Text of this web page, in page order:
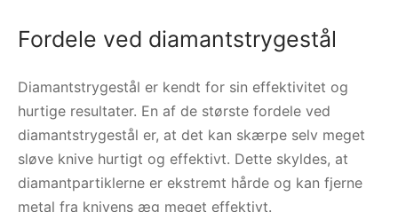
Fordele ved diamantstrygestål
Diamantstrygestål er kendt for sin effektivitet og
hurtige resultater. En af de største fordele ved
diamantstrygestål er, at det kan skærpe selv meget
sløve knive hurtigt og effektivt. Dette skyldes, at
diamantpartiklerne er ekstremt hårde og kan fjerne
metal fra knivens æg meget effektivt.